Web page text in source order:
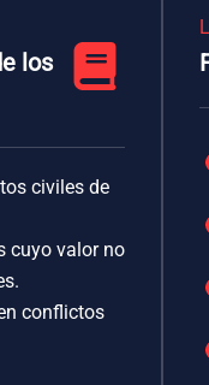
los
civiles de
cuyo valor no
conflictos